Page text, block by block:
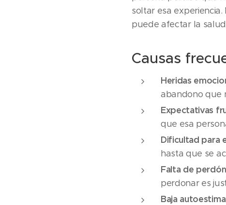
soltar esa
puede afectar la
Causas
Heridas
abandono que
Expectativas
que esa
Dificultad para
hasta que se
Falta de
perdonar es
Baja